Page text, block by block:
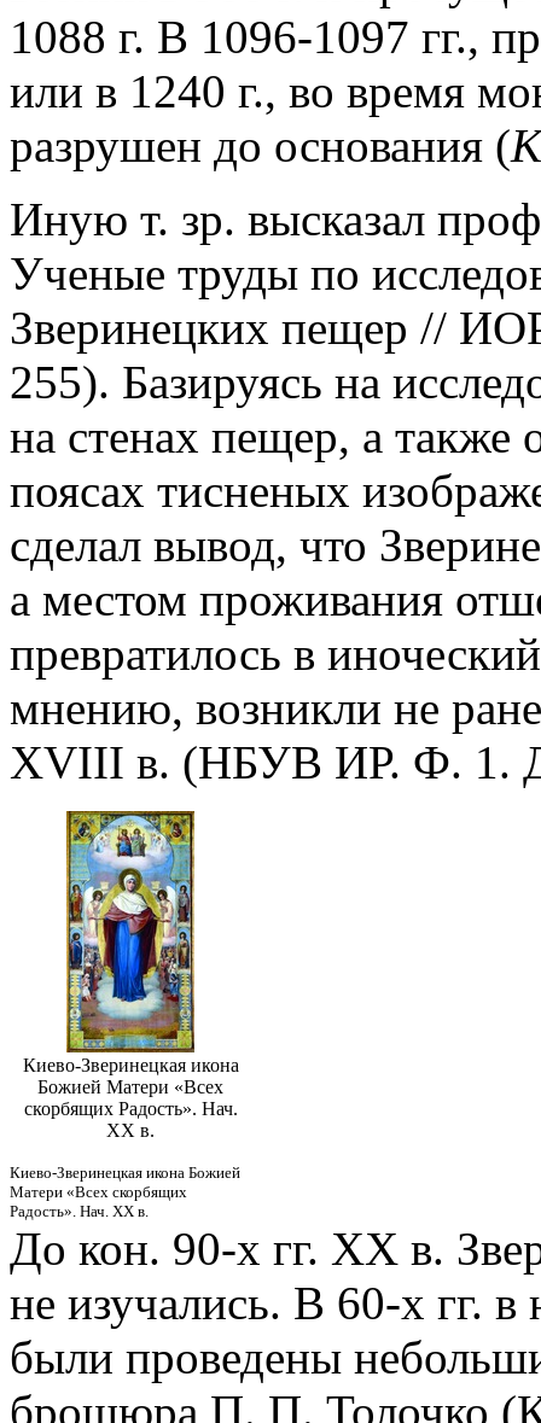
1088 г. В 1096-1097 гг.,
или в 1240 г., во время
разрушен до основания (
Иную т. зр. высказал
Ученые труды по
Зверинецких пещер //
255). Базируясь на
на стенах пещер, а
поясах тисненых
сделал вывод, что
а местом проживания
превратилось в
мнению, возникли не
XVIII в. (НБУВ ИР. Ф. 1.
Киево-Зверинецкая икона
Божией Матери «Всех
скорбящих Радость». Нач.
ХХ в.
Киево-Зверинецкая икона Божией
Матери «Всех скорбящих
Радость». Нач. ХХ в.
До кон. 90-х гг. ХХ в.
не изучались. В 60-х гг.
были проведены
брошюра П. П. Толочко